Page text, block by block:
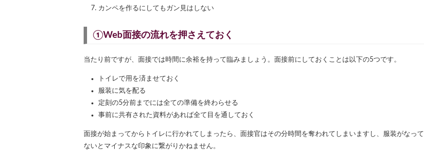
カンペを作るにしてもガン見はしない
①Web面接の流れを押さえておく
当たり前ですが、面接では時間に余裕を持って臨みましょう。面接前にしておくことは以下の5つです。
トイレで用を済ませておく
服装に気を配る
定刻の5分前までには全ての準備を終わらせる
事前に共有された資料があれば全て目を通しておく
面接が始まってからトイレに行かれてしまったら、面接官はその分時間を奪われてしまいますし、服装がなって
ないとマイナスな印象に繋がりかねません。